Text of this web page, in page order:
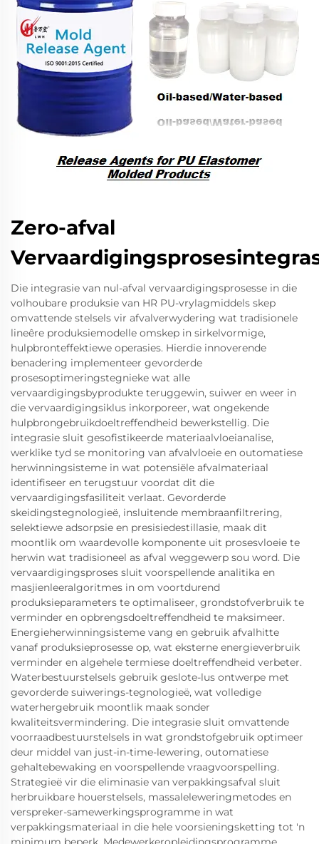
Zero-afval
Die integrasie van nul-afval vervaardigingsprosesse in die
volhoubare produksie van HR PU-vrylagmiddels skep
omvattende stelsels vir afvalverwydering wat tradisionele
lineêre produksiemodelle omskep in sirkelvormige,
hulpbronteffektiewe operasies. Hierdie innoverende
benadering implementeer gevorderde
prosesoptimeringstegnieke wat alle
vervaardigingsbyprodukte teruggewin, suiwer en weer in
die vervaardigingsiklus inkorporeer, wat ongekende
hulpbrongebruikdoeltreffendheid bewerkstellig. Die
integrasie sluit gesofistikeerde materiaalvloeianalise,
werklike tyd se monitoring van afvalvloeie en outomatiese
herwinningsisteme in wat potensiële afvalmateriaal
identifiseer en terugstuur voordat dit die
vervaardigingsfasiliteit verlaat. Gevorderde
skeidingstegnologieë, insluitende membraanfiltrering,
selektiewe adsorpsie en presisiedestillasie, maak dit
moontlik om waardevolle komponente uit prosesvloeie te
herwin wat tradisioneel as afval weggewerp sou word. Die
vervaardigingsproses sluit voorspellende analitika en
masjienleeralgoritmes in om voortdurend
produksieparameters te optimaliseer, grondstofverbruik te
verminder en opbrengsdoeltreffendheid te maksimeer.
Energieherwinningsisteme vang en gebruik afvalhitte
vanaf produksieprosesse op, wat eksterne energieverbruik
verminder en algehele termiese doeltreffendheid verbeter.
Waterbestuurstelsels gebruik geslote-lus ontwerpe met
gevorderde suiwerings-tegnologieë, wat volledige
waterhergebruik moontlik maak sonder
kwaliteitsvermindering. Die integrasie sluit omvattende
voorraadbestuurstelsels in wat grondstofgebruik optimeer
deur middel van just-in-time-lewering, outomatiese
gehaltebewaking en voorspellende vraagvoorspelling.
Strategieë vir die eliminasie van verpakkingsafval sluit
herbruikbare houerstelsels, massaleleweringmetodes en
verspreker-samewerkingsprogramme in wat
verpakkingsmateriaal in die hele voorsieningsketting tot 'n